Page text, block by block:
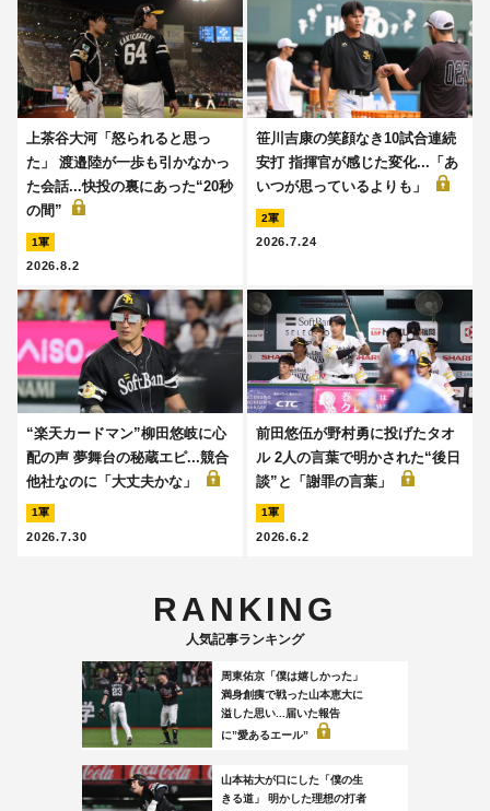
上茶谷大河「怒られると思っ
た」 渡邉陸が一歩も引かなかっ
た会話...快投の裏にあった“20秒
の間”
1軍
2026.8.2
笹川吉康の笑顔なき10試合連続
安打 指揮官が感じた変化...「あ
いつが思っているよりも」
2軍
2026.7.24
“楽天カードマン”柳田悠岐に心
配の声 夢舞台の秘蔵エピ...競合
他社なのに「大丈夫かな」
1軍
2026.7.30
前田悠伍が野村勇に投げたタオ
ル 2人の言葉で明かされた“後日
談”と「謝罪の言葉」
1軍
2026.6.2
RANKING
人気記事ランキング
周東佑京「僕は嬉しかった」
満身創痍で戦った山本恵大に
溢した思い...届いた報告
に”愛あるエール”
山本祐大が口にした「僕の生
きる道」 明かした理想の打者